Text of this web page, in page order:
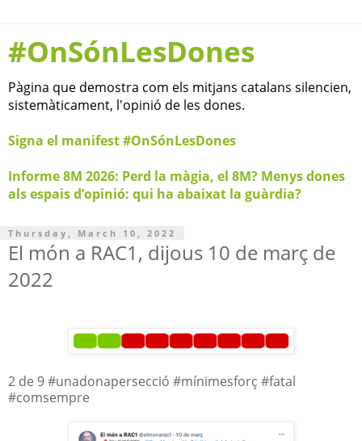
#OnSónLesDones
Pàgina que demostra com els mitjans catalans silencien,
sistemàticament, l'opinió de les dones.
Signa el manifest #OnSónLesDones
Informe 8M 2026: Perd la màgia, el 8M? Menys dones
als espais d’opinió: qui ha abaixat la guàrdia?
Thursday, March 10, 2022
El món a RAC1, dijous 10 de març de
2022
2 de 9 #unadonapersecció #mínimesforç #fatal
#comsempre